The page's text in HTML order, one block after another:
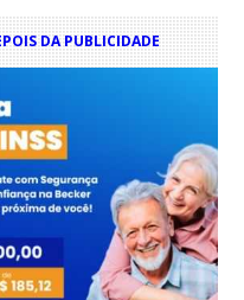
DA PUBLICIDADE